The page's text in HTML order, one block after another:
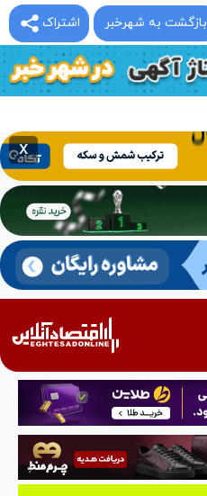
اشتراک بازگشت به شهرخبر